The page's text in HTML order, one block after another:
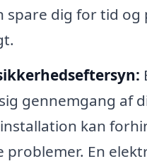
spare dig for tid og
gennemgang af
kan
problemer. En